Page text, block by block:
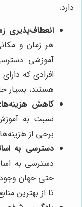
دارد:
انعطاف‌پذیری
هر زمان و
آموزشی
افرادی که
هستند، بسیار
کاهش هزینه‌ها:
نسبت به
برخی از
دسترسی به
دسترسی به
حتی جهان وجود
تا از بهترین